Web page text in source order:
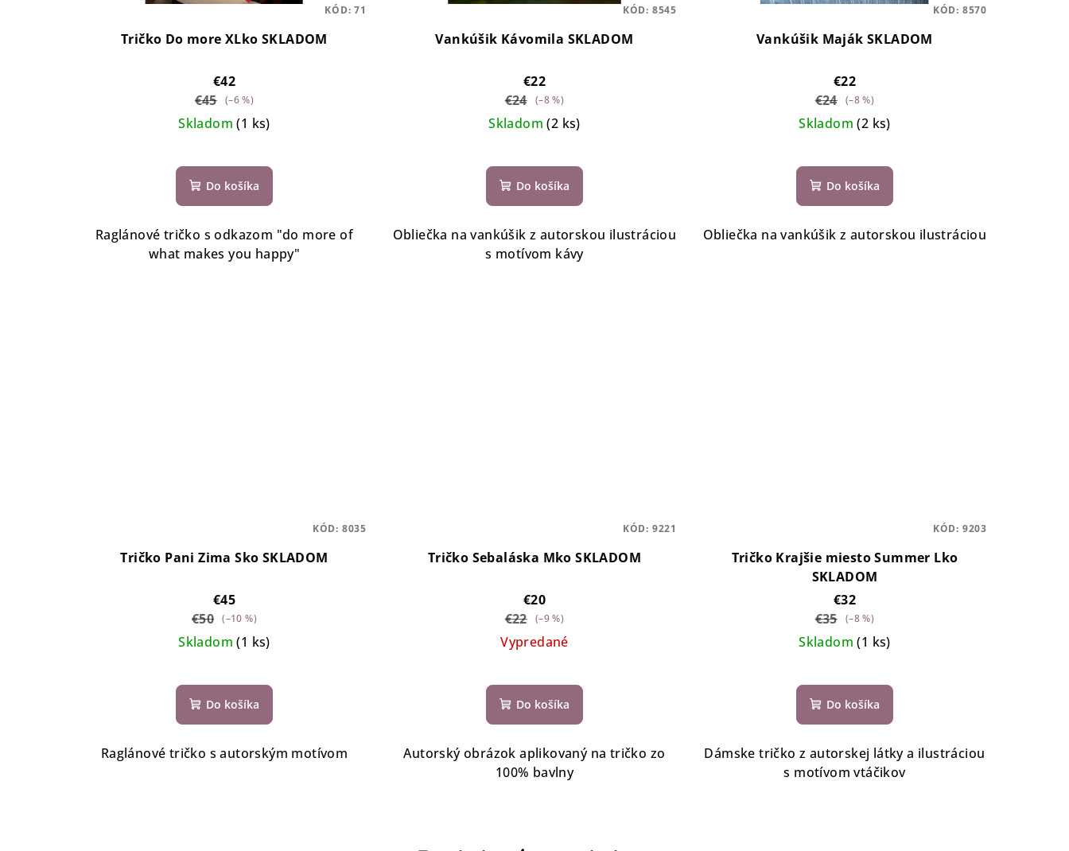
Tričko Do more XLko SKLADOM
€42
€45 (–6 %)
Skladom(1 ks)
Do košíka
Raglánové tričko s odkazom "do more of
what makes you happy"
KÓD:71
Vankúšik Kávomila SKLADOM
€22
€24 (–8 %)
Skladom(2 ks)
Do košíka
Obliečka na vankúšik z autorskou ilustráciou
s motívom kávy
KÓD: 8545
Vankúšik Maják SKLADOM
€22
€24 (–8 %)
Skladom(2 ks)
Do košíka
Obliečka na vankúšik z autorskou ilustráciou
KÓD: 8570
Tričko Pani Zima Sko SKLADOM
€45
€50 (–10 %)
Skladom(1 ks)
Do košíka
Raglánové tričko s autorským motívom
KÓD: 8035
Tričko Sebaláska Mko SKLADOM
€20
€22 (–9 %)
Vypredané
Do košíka
Autorský obrázok aplikovaný na tričko zo
100% bavlny
KÓD: 9221
Tričko Krajšie miesto Summer Lko
SKLADOM
€32
€35 (–8 %)
Skladom(1 ks)
Do košíka
Dámske tričko z autorskej látky a ilustráciou
s motívom vtáčikov
KÓD: 9203